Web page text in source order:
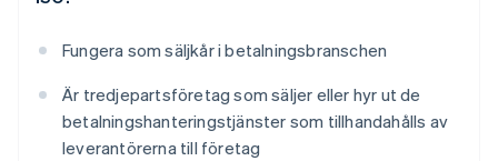
Fungera som säljkår i betalningsbranschen
Är tredjepartsföretag som säljer eller hyr ut de
betalningshanteringstjänster som tillhandahålls av
leverantörerna till företag